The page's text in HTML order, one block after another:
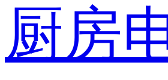
厨房